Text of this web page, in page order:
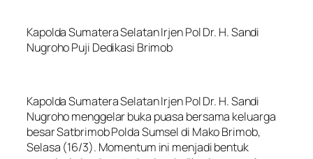
Kapolda Sumatera Selatan Irjen Pol Dr. H. Sandi
Nugroho Puji Dedikasi Brimob
Kapolda Sumatera Selatan Irjen Pol Dr. H. Sandi
Nugroho menggelar buka puasa bersama keluarga
besar Satbrimob Polda Sumsel di Mako Brimob,
Selasa (16/3). Momentum ini menjadi bentuk